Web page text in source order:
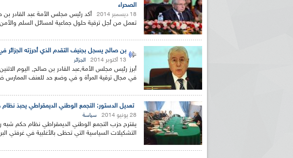
الصحراء
18 ديسمبر 2014
أكد رئيس مجلس الأمة عبد القادر
تعمل من أجل ترقية حلول جماعية لمسائل السلم
بن صالح يسجل بجنيف التقدم الذي أحرزته الجزائر
13 أكتوبر 2014 الجزائر
أبرز رئيس مجلس الأمة,عبد القادر بن صالح, اليوم
في مجال ترقية المرأة و في وضع حد للعنف الممارس
تعديل الدستور: التجمع الوطني الديمقراطي يحبذ
28 يونيو 2014 سياسة
يقترح حزب التجمع الوطني الديمقراطي نظام حكم
التشكيلات السياسية التي تحظى بالأغلبية في غرفتي